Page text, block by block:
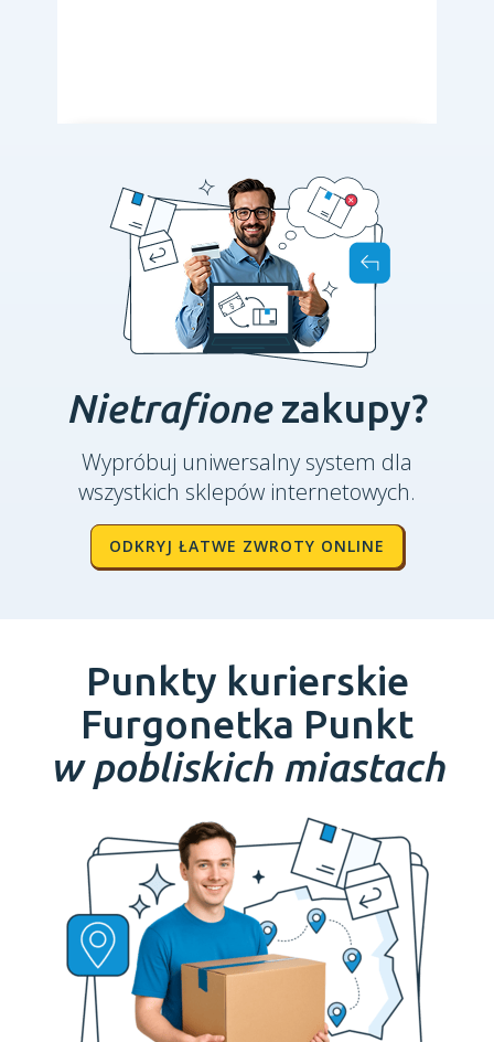
Nietrafionezakupy?
Wypróbuj uniwersalny system dla
wszystkich sklepów internetowych.
ODKRYJ ŁATWE ZWROTY ONLINE
Punkty kurierskie
Furgonetka Punkt
w pobliskich miastach